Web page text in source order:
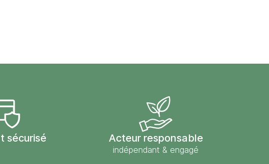
sécurisé Acteur responsable
indépendant & engagé